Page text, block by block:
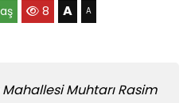
8 A A
Muhtarı Rasim